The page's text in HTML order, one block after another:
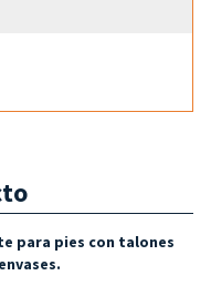
para pies con talones